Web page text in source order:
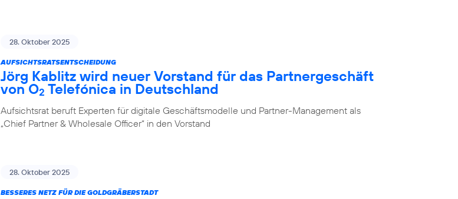
28. Oktober 2025
AUFSICHTSRATSENTSCHEIDUNG
Jörg Kablitz wird neuer Vorstand für das Partnergeschäft
von O2 Telefónica in Deutschland
Aufsichtsrat beruft Experten für digitale Geschäftsmodelle und Partner-Management als
„Chief Partner & Wholesale Officer“ in den Vorstand
28. Oktober 2025
BESSERES NETZ FÜR DIE GOLDGRÄBERSTADT